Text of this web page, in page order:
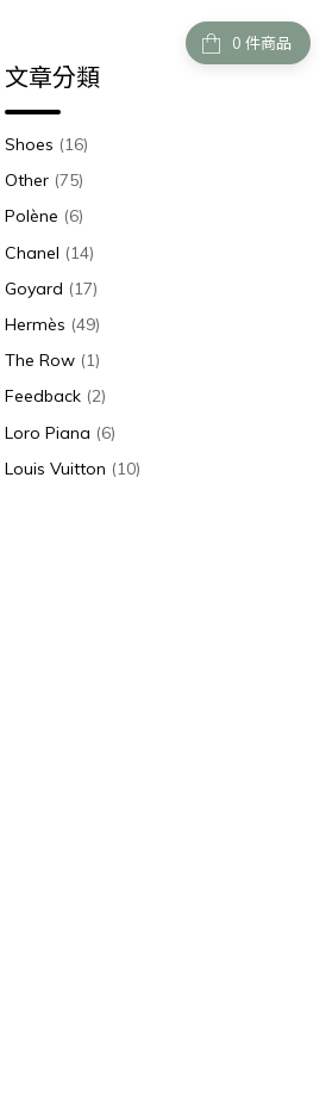
件商品
文章分類
Shoes (16)
Other (75)
Polène (6)
Chanel (14)
Goyard (17)
Hermès (49)
The Row (1)
Feedback (2)
Loro Piana (6)
Louis Vuitton (10)